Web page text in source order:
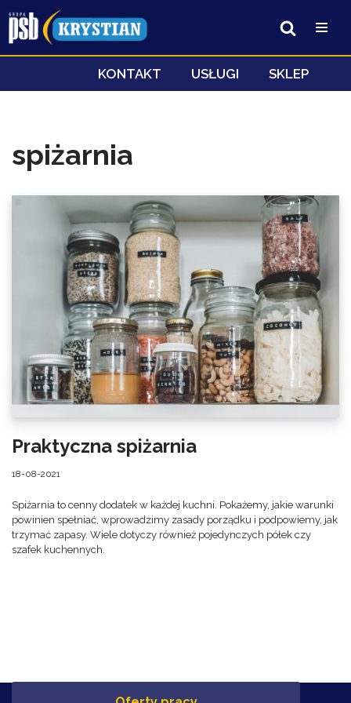
Przejdź
do
KONTAKT USŁUGI SKLEP
spiżarnia
Praktyczna spiżarnia
18-08-2021
Spiżarnia to cenny dodatek w każdej kuchni. Pokażemy, jakie warunki
powinien spełniać, wprowadzimy zasady porządku i podpowiemy, jak
trzymać zapasy. Wiele dotyczy również pojedynczych półek czy
szafek kuchennych.